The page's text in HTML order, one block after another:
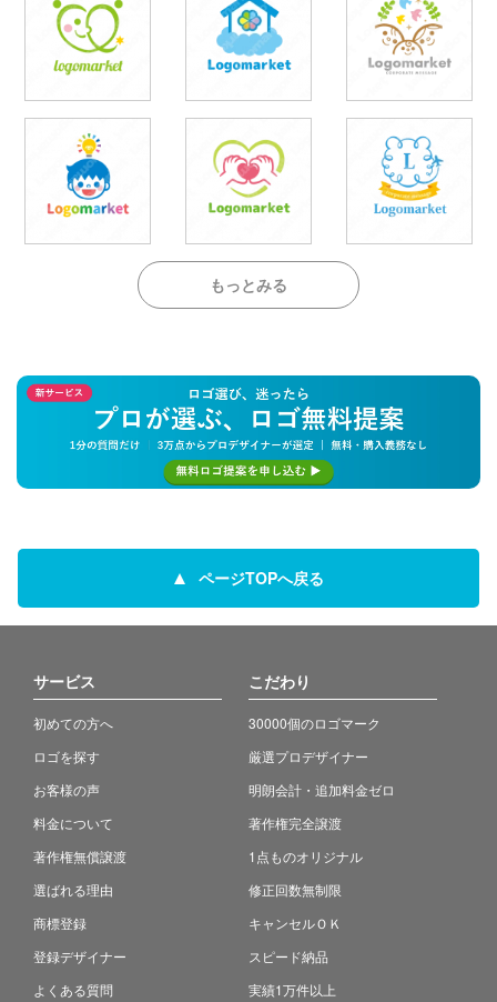
もっとみる
ページTOPへ戻る
サービス
初めての方へ
ロゴを探す
お客様の声
料金について
著作権無償譲渡
選ばれる理由
商標登録
登録デザイナー
よくある質問
こだわり
30000個のロゴマーク
厳選プロデザイナー
明朗会計・追加料金ゼロ
著作権完全譲渡
1点ものオリジナル
修正回数無制限
キャンセルＯＫ
スピード納品
実績1万件以上